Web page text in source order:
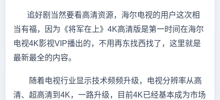
追好剧当然要看高清资源，海尔电视的用户这次相
当有福，因为《将军在上》4K高清版是第一时间在海尔
电视4K影视VIP播出的，不用再东找西找了，这里就是
最新最全的内容。
随着电视行业显示技术频频升级，电视分辨率从高
清、超高清到4K，一路升级，目前4K已经基本成为市场